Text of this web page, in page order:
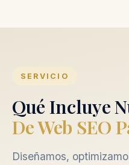
SERVICIO
Qué Incluye
De Web SEO
Diseñamos,